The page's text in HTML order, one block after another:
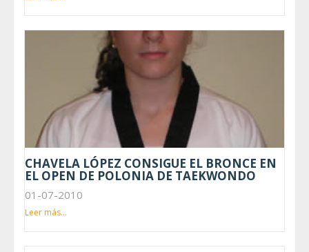
CHAVELA LÓPEZ CONSIGUE EL BRONCE EN
EL OPEN DE POLONIA DE TAEKWONDO
01-07-2010
Leer más...